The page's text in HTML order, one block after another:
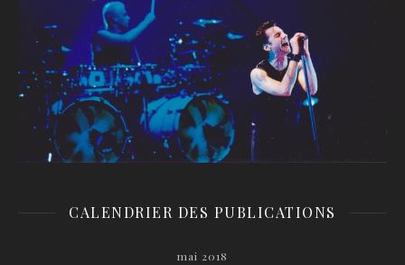
CALENDRIER DES PUBLICATIONS
mai 2018